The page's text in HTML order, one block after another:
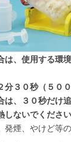
は、使用する環
分３０秒（５０
は、３０秒だけ
ないでください
煙、やけど等